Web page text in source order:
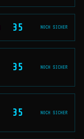
35 NOCH SICHER
35 NOCH SICHER
35 NOCH SICHER